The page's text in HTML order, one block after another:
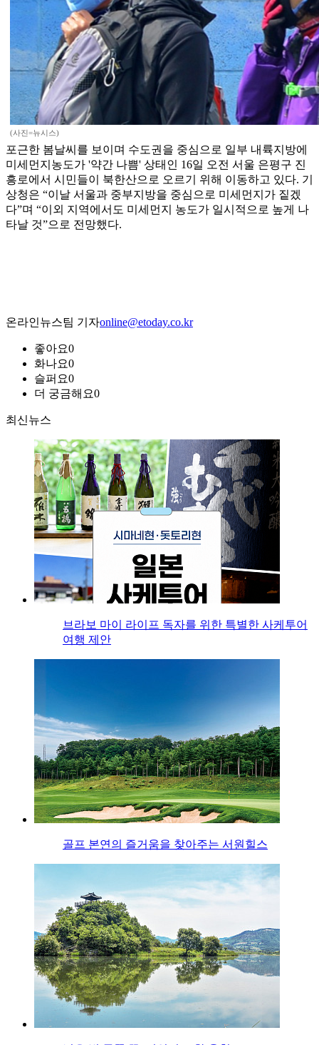
(사진=뉴시스)
포근한 봄날씨를 보이며 수도권을 중심으로 일부 내륙지방에
미세먼지농도가 '약간 나쁨' 상태인 16일 오전 서울 은평구 진
흥로에서 시민들이 북한산으로 오르기 위해 이동하고 있다. 기
상청은 “이날 서울과 중부지방을 중심으로 미세먼지가 짙겠
다”며 “이외 지역에서도 미세먼지 농도가 일시적으로 높게 나
타날 것”으로 전망했다.
온라인뉴스팀 기자online@etoday.co.kr
좋아요0
화나요0
슬퍼요0
더 궁금해요0
최신뉴스
브라보 마이 라이프 독자를 위한 특별한 사케투어
여행 제안
골프 본연의 즐거움을 찾아주는 서원힐스